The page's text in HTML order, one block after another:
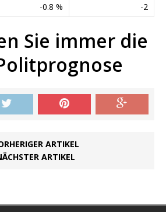
-0.8 % -2
Sie immer die
ARTIKEL
ARTIKEL